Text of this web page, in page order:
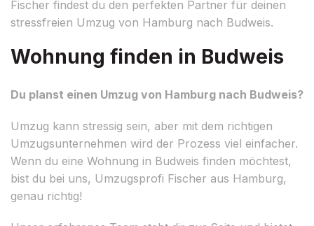
Fischer findest du den perfekten Partner für deinen
stressfreien Umzug von Hamburg nach Budweis.
Wohnung finden in Budweis
Du planst einen Umzug von Hamburg nach Budweis?
Umzug kann stressig sein, aber mit dem richtigen
Umzugsunternehmen wird der Prozess viel einfacher.
Wenn du eine Wohnung in Budweis finden möchtest,
bist du bei uns, Umzugsprofi Fischer aus Hamburg,
genau richtig!